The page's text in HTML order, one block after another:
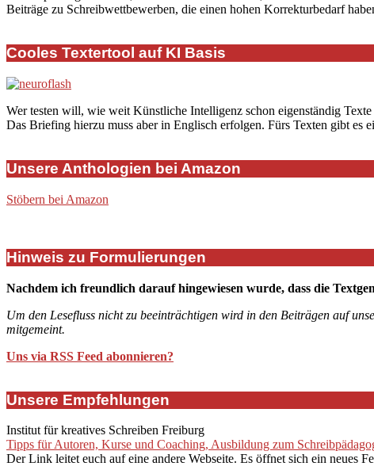
Beiträge zu Schreibwettbewerben, die einen hohen Korrekturbedarf
Cooles Textertool auf KI Basis
Wer testen will, wie weit Künstliche Intelligenz schon eigenständig
Das Briefing hierzu muss aber in Englisch erfolgen. Fürs Texten gibt es
Unsere Anthologien bei Amazon
Stöbern bei Amazon
Hinweis zu Formulierungen
Nachdem ich freundlich darauf hingewiesen wurde, dass die
Um den Lesefluss nicht zu beeinträchtigen wird in den Beiträgen auf
mitgemeint.
Uns via RSS Feed abonnieren?
Unsere Empfehlungen
Institut für kreatives Schreiben Freiburg
Tipps für Autoren, Kurse und Coaching, Ausbildung zum
Der Link leitet euch auf eine andere Webseite. Es öffnet sich ein neues